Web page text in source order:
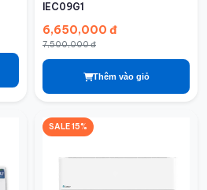
IEC09G1
6,650,000 đ
7,500,000 đ
Thêm vào giỏ
SALE 15%